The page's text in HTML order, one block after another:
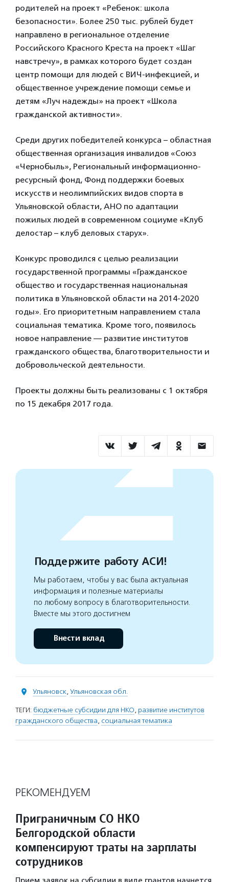
родителей на проект «Ребенок: школа
безопасности». Более 250 тыс. рублей будет
направлено в региональное отделение
Российского Красного Креста на проект «Шаг
навстречу», в рамках которого будет создан
центр помощи для людей с ВИЧ-инфекцией, и
общественное учреждение помощи семье и
детям «Луч надежды» на проект «Школа
гражданской активности».
Среди других победителей конкурса – областная
общественная организация инвалидов «Союз
«Чернобыль», Региональный информационно-
ресурсный фонд, Фонд поддержки боевых
искусств и неолимпийских видов спорта в
Ульяновской области, АНО по адаптации
пожилых людей в современном социуме «Клуб
делостар – клуб деловых старух».
Конкурс проводился с целью реализации
государственной программы «Гражданское
общество и государственная национальная
политика в Ульяновской области на 2014-2020
годы». Его приоритетным направлением стала
социальная тематика. Кроме того, появилось
новое направление — развитие институтов
гражданского общества, благотворительности и
добровольческой деятельности.
Проекты должны быть реализованы с 1 октября
по 15 декабря 2017 года.
Поддержите работу АСИ!
Мы работаем, чтобы у вас была актуальная
информация и полезные материалы
по любому вопросу в благотворительности.
Вместе мы этого достигнем
Внести вклад
Ульяновск, Ульяновская обл.
ТЕГИ: бюджетные субсидии для НКО, развитие институтов
гражданского общества, социальная тематика
РЕКОМЕНДУЕМ
Приграничным СО НКО
Белгородской области
компенсируют траты на зарплаты
сотрудников